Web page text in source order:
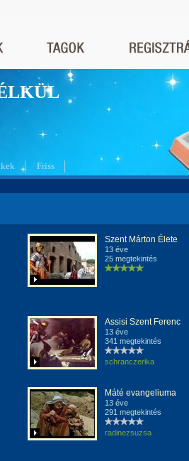
Friss
Szent Márton Élete
13 éve
25 megtekintés
Assisi Szent Ferenc
13 éve
341 megtekintés
schranczerika
Máté evangeliuma
13 éve
291 megtekintés
radinezsuzsa